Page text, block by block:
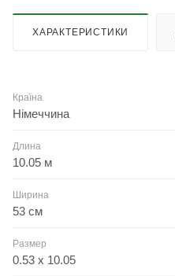
ХАРАКТЕРИСТИКИ
Країна
Німеччина
Длина
10.05 м
Ширина
53 см
Размер
0.53 x 10.05